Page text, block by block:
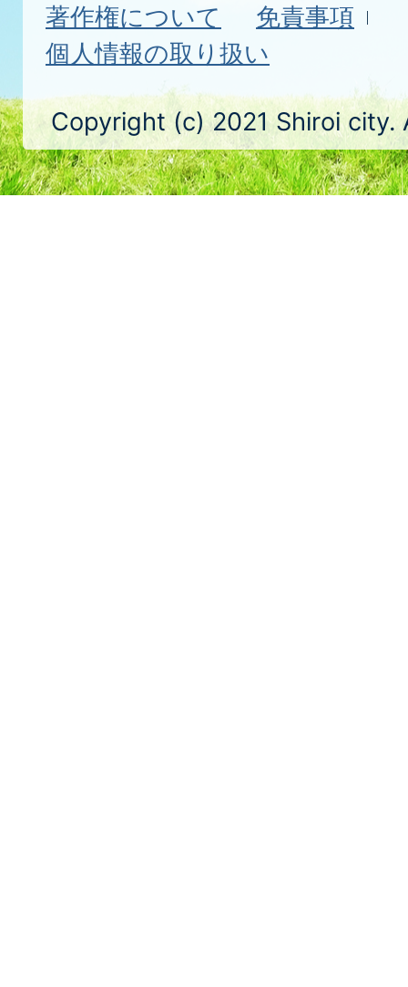
著作権について
免責事項
個人情報の取り扱い
Copyright (c) 2021 Shiroi city.